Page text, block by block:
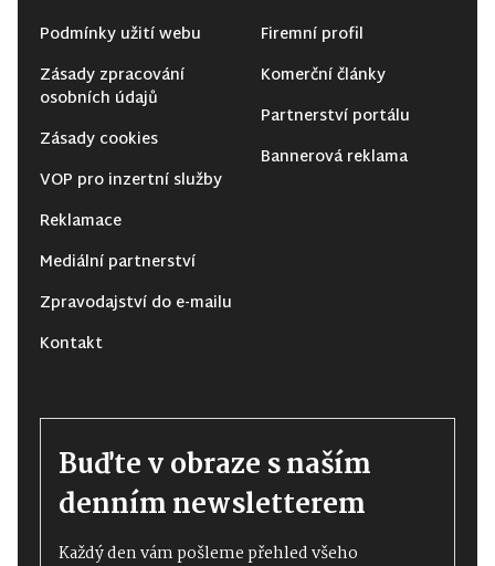
Podmínky užití webu
Zásady zpracování
osobních údajů
Zásady cookies
VOP pro inzertní služby
Reklamace
Mediální partnerství
Zpravodajství do e-mailu
Kontakt
Firemní profil
Komerční články
Partnerství portálu
Bannerová reklama
Buďte v obraze s naším
denním newsletterem
Každý den vám pošleme přehled všeho